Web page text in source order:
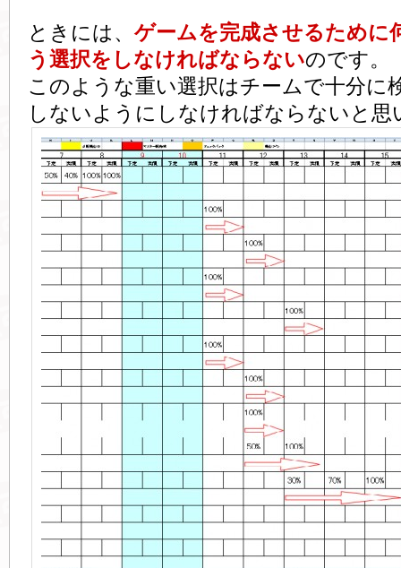
ときには、 ゲームを完成させるために
う選択をしなければならないのです。
このような重い選択はチームで十分に
しないようにしなければならないと思